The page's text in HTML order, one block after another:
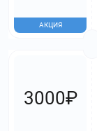
АКЦИЯ
3000₽